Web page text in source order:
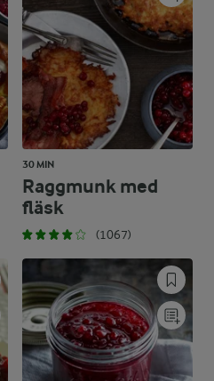
30 MIN
Raggmunk med
fläsk
(1067)